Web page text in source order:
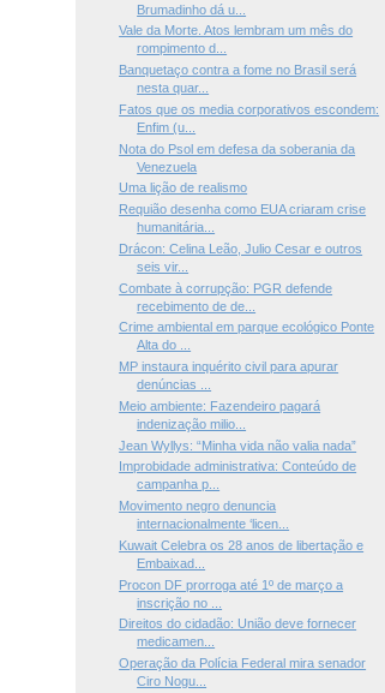
Brumadinho dá u...
Vale da Morte. Atos lembram um mês do
rompimento d...
Banquetaço contra a fome no Brasil será
nesta quar...
Fatos que os media corporativos escondem:
Enfim (u...
Nota do Psol em defesa da soberania da
Venezuela
Uma lição de realismo
Requião desenha como EUA criaram crise
humanitária...
Drácon: Celina Leão, Julio Cesar e outros
seis vir...
Combate à corrupção: PGR defende
recebimento de de...
Crime ambiental em parque ecológico Ponte
Alta do ...
MP instaura inquérito civil para apurar
denúncias ...
Meio ambiente: Fazendeiro pagará
indenização milio...
Jean Wyllys: “Minha vida não valia nada”
Improbidade administrativa: Conteúdo de
campanha p...
Movimento negro denuncia
internacionalmente ‘licen...
Kuwait Celebra os 28 anos de libertação e
Embaixad...
Procon DF prorroga até 1º de março a
inscrição no ...
Direitos do cidadão: União deve fornecer
medicamen...
Operação da Polícia Federal mira senador
Ciro Nogu...